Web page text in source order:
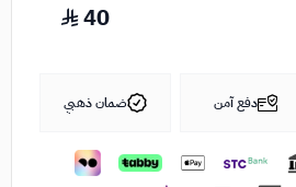
40
دفع آمن ضمان ذهبي